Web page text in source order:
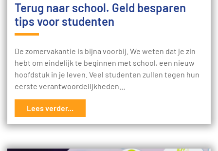
Terug naar school. Geld besparen
tips voor studenten
De zomervakantie is bijna voorbij. We weten dat je zin
hebt om eindelijk te beginnen met school, een nieuw
hoofdstuk in je leven. Veel studenten zullen tegen hun
eerste verantwoordelijkheden…
Lees verder...